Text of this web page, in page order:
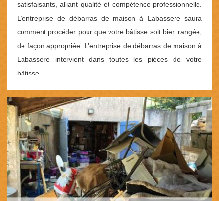
satisfaisants, alliant qualité et compétence professionnelle.
L’entreprise de débarras de maison à Labassere saura
comment procéder pour que votre bâtisse soit bien rangée,
de façon appropriée. L’entreprise de débarras de maison à
Labassere intervient dans toutes les pièces de votre
bâtisse.